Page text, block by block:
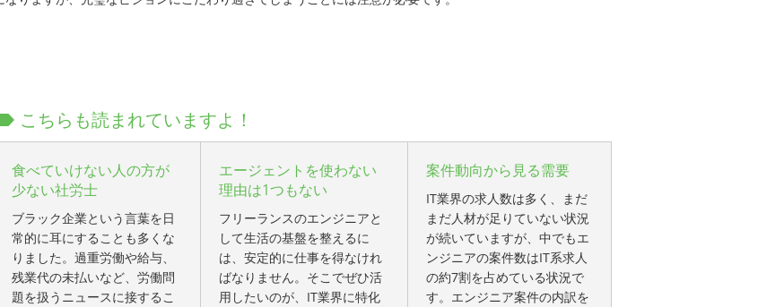
こちらも読まれていますよ！
食べていけない人の方が
少ない社労士
ブラック企業という言葉を日
常的に耳にすることも多くな
りました。過重労働や給与、
残業代の未払いなど、労働問
題を扱うニュースに接するこ
エージェントを使わない
理由は1つもない
フリーランスのエンジニアと
して生活の基盤を整えるに
は、安定的に仕事を得なけれ
ばなりません。そこでぜひ活
用したいのが、IT業界に特化
案件動向から見る需要
IT業界の求人数は多く、まだ
まだ人材が足りていない状況
が続いていますが、中でもエ
ンジニアの案件数はIT系求人
の約7割を占めている状況で
す。エンジニア案件の内訳を